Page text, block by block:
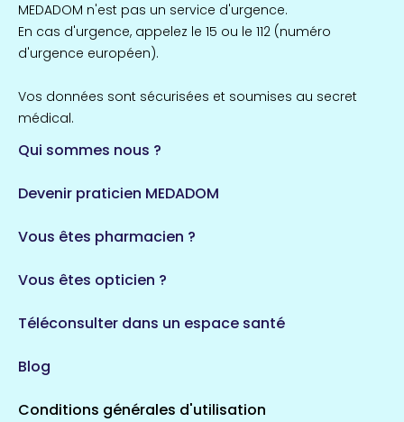
MEDADOM n'est pas un service d'urgence.
En cas d'urgence, appelez le 15 ou le 112 (numéro
d'urgence européen).
Vos données sont sécurisées et soumises au secret
médical.
Qui sommes nous ?
Devenir praticien MEDADOM
Vous êtes pharmacien ?
Vous êtes opticien ?
Téléconsulter dans un espace santé
Blog
Conditions générales d'utilisation